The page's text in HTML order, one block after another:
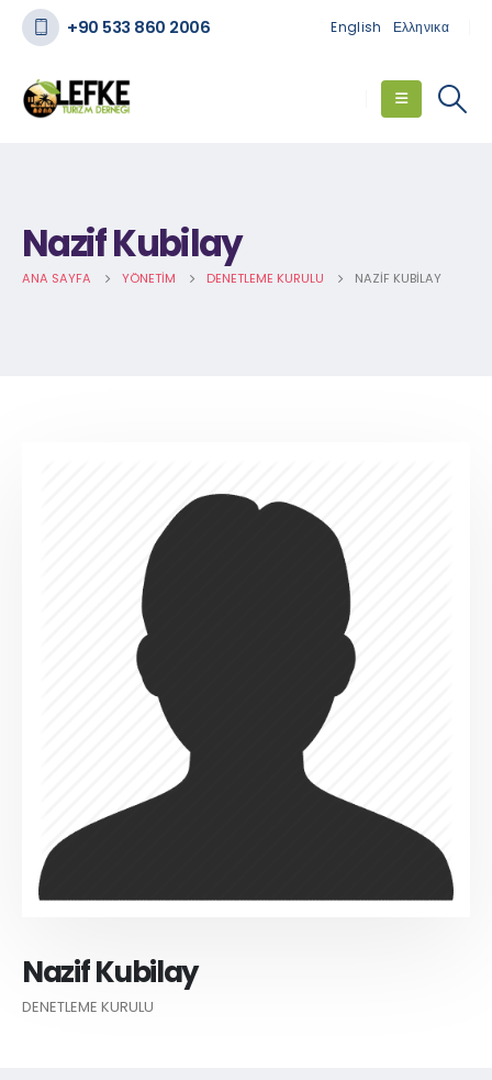
+90 533 860 2006 English Ελληνικα
Nazif Kubilay
ANA SAYFA YÖNETIM DENETLEME KURULU NAZIF KUBILAY
Nazif Kubilay
DENETLEME KURULU